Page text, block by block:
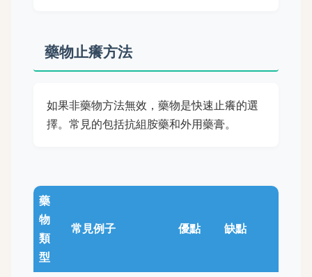
藥物止癢方法
如果非藥物方法無效，藥物是快速止癢的選
擇。常見的包括抗組胺藥和外用藥膏。
藥
物
類
型
常見例子 優點 缺點